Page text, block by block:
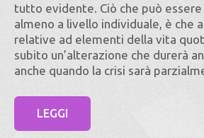
tutto evidente. Ciò che può essere
almeno a livello individuale, è che
relative ad elementi della vita
subito un’alterazione che durerà
anche quando la crisi sarà
LEGGI